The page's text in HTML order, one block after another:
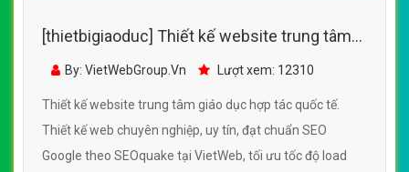
[thietbigiaoduc] Thiết kế website trung tâm
giáo dục hợp tác quốc tế
By: VietWebGroup.Vn Lượt xem: 12310
Thiết kế website trung tâm giáo dục hợp tác quốc tế.
Thiết kế web chuyên nghiệp, uy tín, đạt chuẩn SEO
Google theo SEOquake tại VietWeb, tối ưu tốc độ load